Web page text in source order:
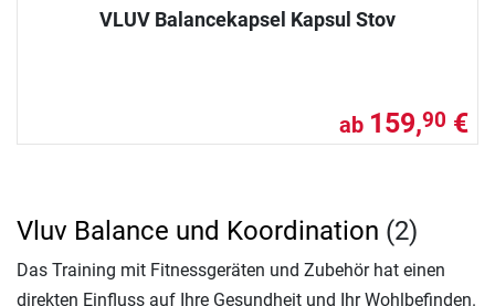
VLUV Balancekapsel Kapsul Stov
ab 159,90 €
Vluv Balance und Koordination (2)
Das Training mit Fitnessgeräten und Zubehör hat einen
direkten Einfluss auf Ihre Gesundheit und Ihr Wohlbefinden.